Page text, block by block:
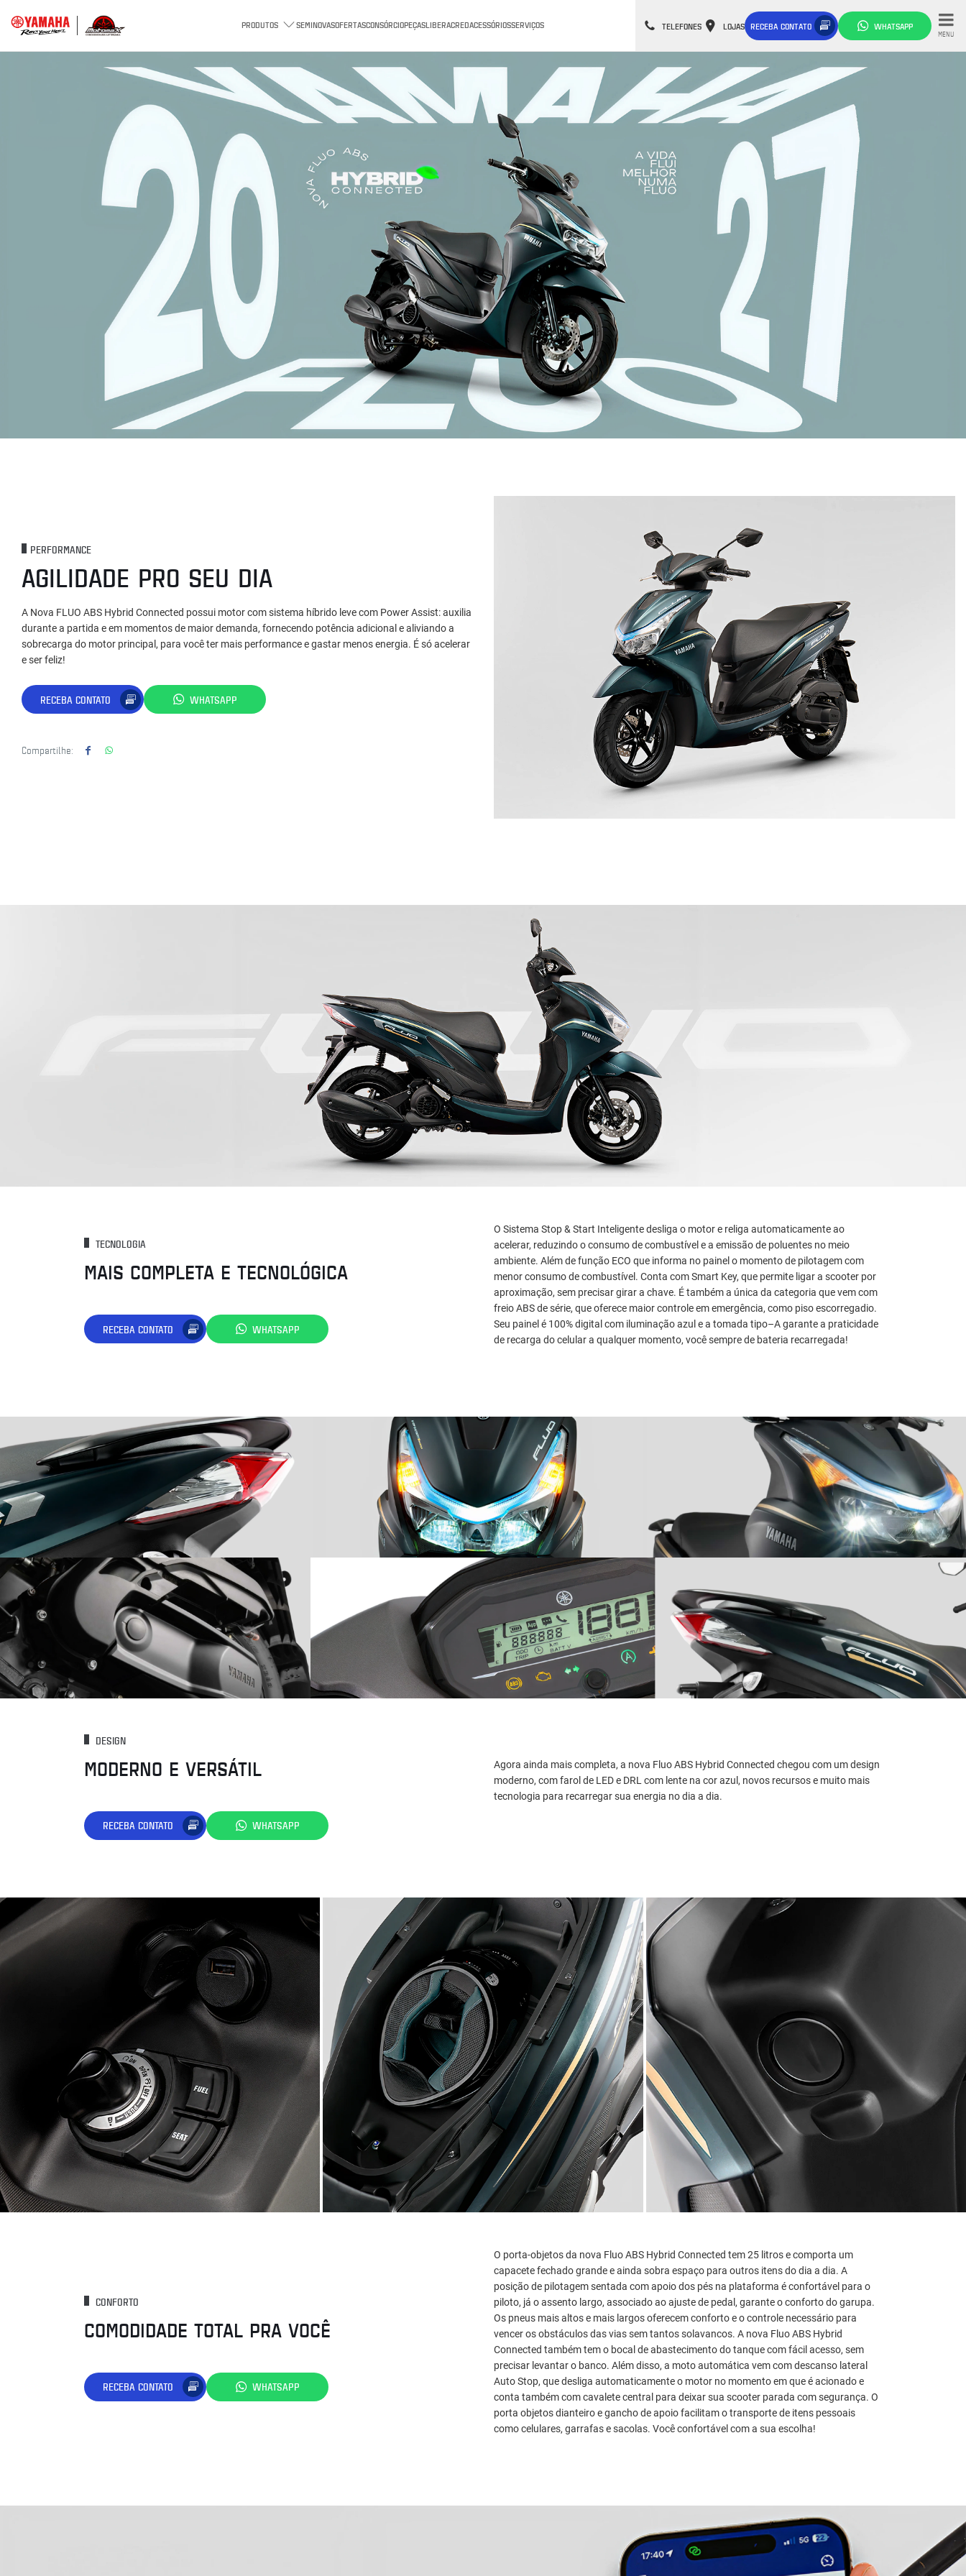
PRODUTOS SEMINOVASOFERTASCONSÓRCIOPEÇASLIBERACREDACESSÓRIOSSERVIÇOS TELEFONES LOJAS RECEBA CONTATO WHATSAPP
MENU
PERFORMANCE
AGILIDADE PRO SEU DIA
A Nova FLUO ABS Hybrid Connected possui motor com sistema híbrido leve com Power Assist: auxilia
durante a partida e em momentos de maior demanda, fornecendo potência adicional e aliviando a
sobrecarga do motor principal, para você ter mais performance e gastar menos energia. É só acelerar
e ser feliz!
RECEBA CONTATO WHATSAPP
Compartilhe:
TECNOLOGIA
MAIS COMPLETA E TECNOLÓGICA
RECEBA CONTATO WHATSAPP
O Sistema Stop & Start Inteligente desliga o motor e religa automaticamente ao
acelerar, reduzindo o consumo de combustível e a emissão de poluentes no meio
ambiente. Além de função ECO que informa no painel o momento de pilotagem com
menor consumo de combustível. Conta com Smart Key, que permite ligar a scooter por
aproximação, sem precisar girar a chave. É também a única da categoria que vem com
freio ABS de série, que oferece maior controle em emergência, como piso escorregadio.
Seu painel é 100% digital com iluminação azul e a tomada tipo–A garante a praticidade
de recarga do celular a qualquer momento, você sempre de bateria recarregada!
DESIGN
MODERNO E VERSÁTIL
RECEBA CONTATO WHATSAPP
Agora ainda mais completa, a nova Fluo ABS Hybrid Connected chegou com um design
moderno, com farol de LED e DRL com lente na cor azul, novos recursos e muito mais
tecnologia para recarregar sua energia no dia a dia.
CONFORTO
COMODIDADE TOTAL PRA VOCÊ
RECEBA CONTATO WHATSAPP
O porta-objetos da nova Fluo ABS Hybrid Connected tem 25 litros e comporta um
capacete fechado grande e ainda sobra espaço para outros itens do dia a dia. A
posição de pilotagem sentada com apoio dos pés na plataforma é confortável para o
piloto, já o assento largo, associado ao ajuste de pedal, garante o conforto do garupa.
Os pneus mais altos e mais largos oferecem conforto e o controle necessário para
vencer os obstáculos das vias sem tantos solavancos. A nova Fluo ABS Hybrid
Connected também tem o bocal de abastecimento do tanque com fácil acesso, sem
precisar levantar o banco. Além disso, a moto automática vem com descanso lateral
Auto Stop, que desliga automaticamente o motor no momento em que é acionado e
conta também com cavalete central para deixar sua scooter parada com segurança. O
porta objetos dianteiro e gancho de apoio facilitam o transporte de itens pessoais
como celulares, garrafas e sacolas. Você confortável com a sua escolha!